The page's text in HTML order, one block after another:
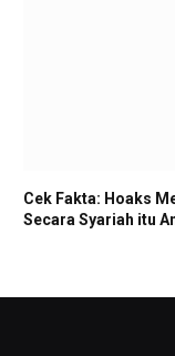
Cek Fakta: Hoaks
Secara Syariah itu